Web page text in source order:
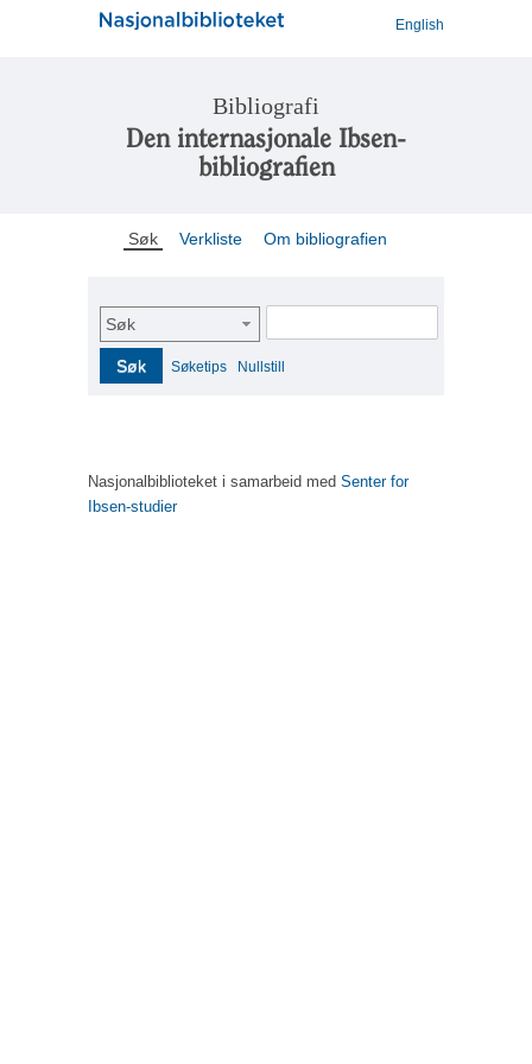
English
Bibliografi
Den internasjonale Ibsen-
bibliografien
Søk Verkliste Om bibliografien
Søk
Søk Søketips Nullstill
Nasjonalbiblioteket i samarbeid med Senter for
Ibsen-studier